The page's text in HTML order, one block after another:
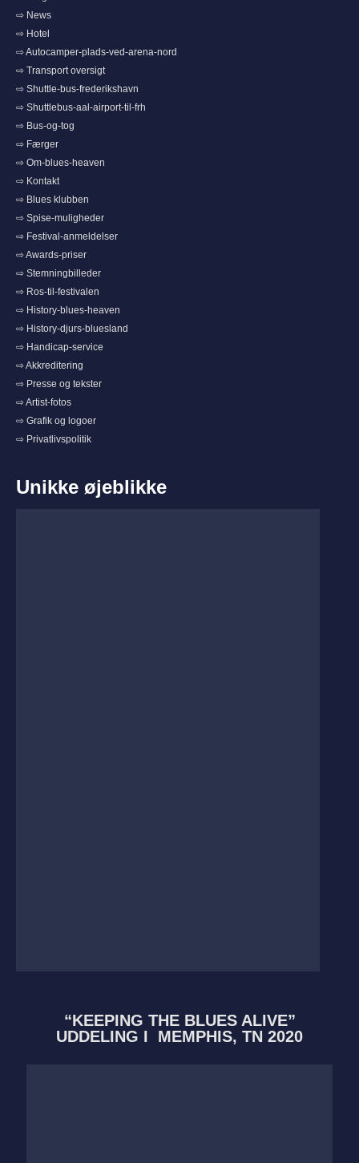
⇨ News
⇨ Hotel
⇨ Autocamper-plads-ved-arena-nord
⇨ Transport oversigt
⇨ Shuttle-bus-frederikshavn
⇨ Shuttlebus-aal-airport-til-frh
⇨ Bus-og-tog
⇨ Færger
⇨ Om-blues-heaven
⇨ Kontakt
⇨ Blues klubben
⇨ Spise-muligheder
⇨ Festival-anmeldelser
⇨ Awards-priser
⇨ Stemningbilleder
⇨ Ros-til-festivalen
⇨ History-blues-heaven
⇨ History-djurs-bluesland
⇨ Handicap-service
⇨ Akkreditering
⇨ Presse og tekster
⇨ Artist-fotos
⇨ Grafik og logoer
⇨ Privatlivspolitik
Unikke øjeblikke
“KEEPING THE BLUES ALIVE”
UDDELING I MEMPHIS, TN 2020